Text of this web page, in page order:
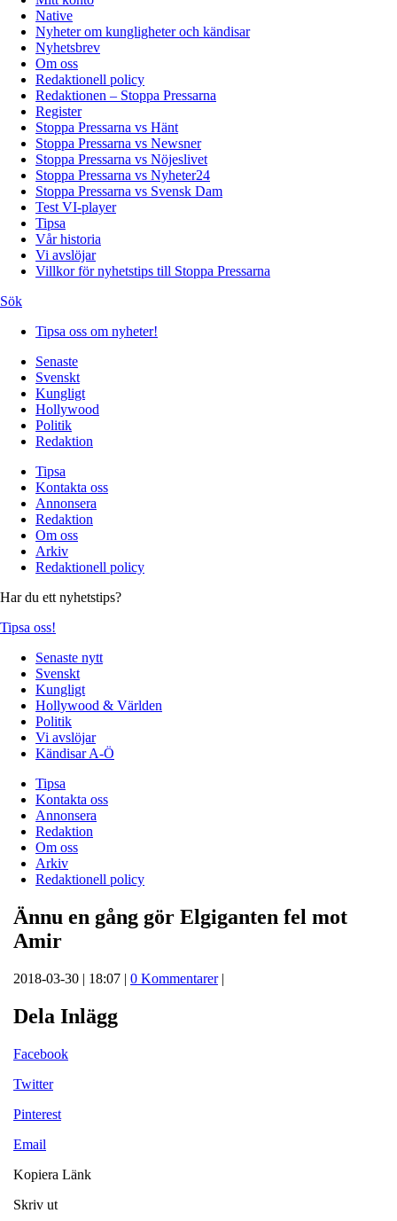
Native
Nyheter om kungligheter och kändisar
Nyhetsbrev
Om oss
Redaktionell policy
Redaktionen – Stoppa Pressarna
Register
Stoppa Pressarna vs Hänt
Stoppa Pressarna vs Newsner
Stoppa Pressarna vs Nöjeslivet
Stoppa Pressarna vs Nyheter24
Stoppa Pressarna vs Svensk Dam
Test VI-player
Tipsa
Vår historia
Vi avslöjar
Villkor för nyhetstips till Stoppa Pressarna
Sök
Tipsa oss om nyheter!
Senaste
Svenskt
Kungligt
Hollywood
Politik
Redaktion
Tipsa
Kontakta oss
Annonsera
Redaktion
Om oss
Arkiv
Redaktionell policy
Har du ett nyhetstips?
Tipsa oss!
Senaste nytt
Svenskt
Kungligt
Hollywood & Världen
Politik
Vi avslöjar
Kändisar A-Ö
Tipsa
Kontakta oss
Annonsera
Redaktion
Om oss
Arkiv
Redaktionell policy
Ännu en gång gör Elgiganten fel mot
Amir
2018-03-30 | 18:07 | 0 Kommentarer|
Dela Inlägg
Facebook
Twitter
Pinterest
Email
Kopiera Länk
Skriv ut